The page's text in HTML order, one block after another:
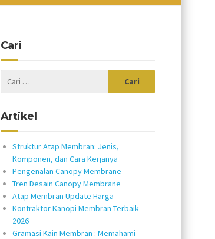
Cari
Artikel
Struktur Atap Membran: Jenis,
Komponen, dan Cara Kerjanya
Pengenalan Canopy Membrane
Tren Desain Canopy Membrane
Atap Membran Update Harga
Kontraktor Kanopi Membran Terbaik
2026
Gramasi Kain Membran : Memahami